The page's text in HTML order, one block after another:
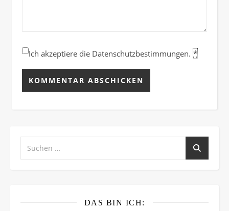
Ich akzeptiere die Datenschutzbestimmungen. *
DAS BIN ICH: